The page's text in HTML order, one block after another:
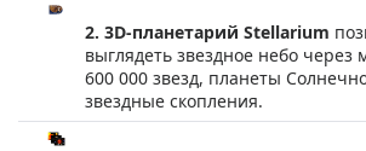
2. 3D-планетарий Stellarium
выглядеть звездное небо
600 000 звезд, планеты
звездные скопления.